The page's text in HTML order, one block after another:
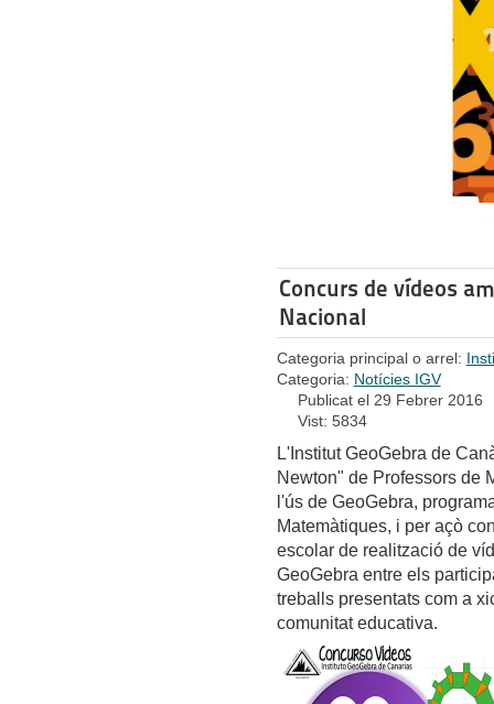
Concurs de vídeos
Nacional
Categoria principal o arrel:
Categoria: Notícies IGV
Publicat el 29 Febrer 2016
Vist: 5834
L'Institut GeoGebra de
Newton" de Professors de
l'ús de GeoGebra,
Matemàtiques, i per açò
escolar de realització de
GeoGebra entre els
treballs presentats com a
comunitat educativa.